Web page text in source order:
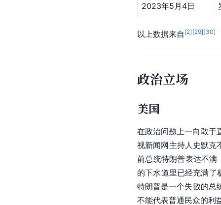
2023年5月4日
以上数据来自 [2] [29][30]
政治立场
美国
在政治问题上一向敢于
视新闻网主持人史默克
前总统特朗普表达不满
的下水道里已经充满了
特朗普是一个失败的总
不能代表普通民众的利